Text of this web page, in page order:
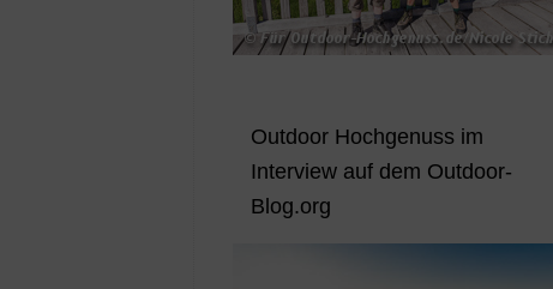
Outdoor Hochgenuss im
Interview auf dem Outdoor-
Blog.org